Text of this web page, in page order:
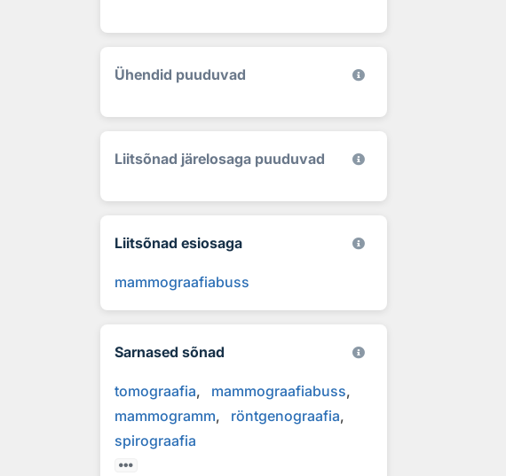
Ühendid puuduvad
Liitsõnad järelosaga puuduvad
Liitsõnad esiosaga
mammograafiabuss
Sarnased sõnad
tomograafia
mammograafiabuss
mammogramm
röntgenograafia
spirograafia